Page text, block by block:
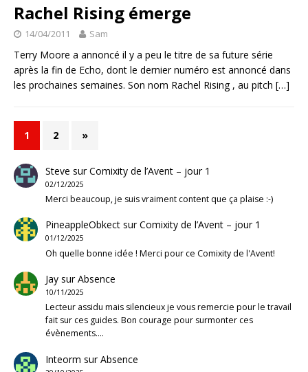
Rachel Rising émerge
14/04/2011 Sam
Terry Moore a annoncé il y a peu le titre de sa future série
après la fin de Echo, dont le dernier numéro est annoncé dans
les prochaines semaines. Son nom Rachel Rising , au pitch […]
1 2 »
Steve surComixity de l’Avent – jour 1
02/12/2025
Merci beaucoup, je suis vraiment content que ça plaise :-)
PineappleObkectsurComixity de l’Avent – jour 1
01/12/2025
Oh quelle bonne idée ! Merci pour ce Comixity de l'Avent!
JaysurAbsence
10/11/2025
Lecteur assidu mais silencieux je vous remercie pour le travail
fait sur ces guides. Bon courage pour surmonter ces
évènements.…
Inteorm surAbsence